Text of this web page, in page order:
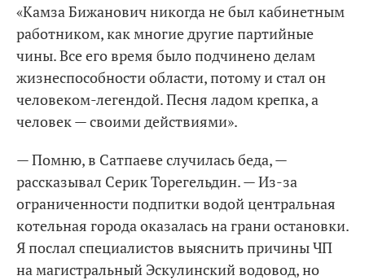
«Камза Бижанович никогда не был кабинетным
работником, как многие другие партийные
чины. Все его время было подчинено делам
жизнеспособности области, потому и стал он
человеком-легендой. Песня ладом крепка, а
человек — своими действиями».
— Помню, в Сатпаеве случилась беда, —
рассказывал Серик Торегельдин. — Из-за
ограниченности подпитки водой центральная
котельная города оказалась на грани остановки.
Я послал специалистов выяснить причины ЧП
на магистральный Эскулинский водовод, но